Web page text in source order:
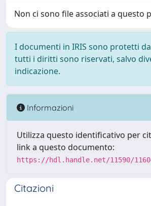
Non ci sono file associati a questo
I documenti in IRIS sono protetti
tutti i diritti sono riservati, salvo
indicazione.
Informazioni
Utilizza questo identificativo per
link a questo documento:
https://hdl.handle.net/11590/
Citazioni